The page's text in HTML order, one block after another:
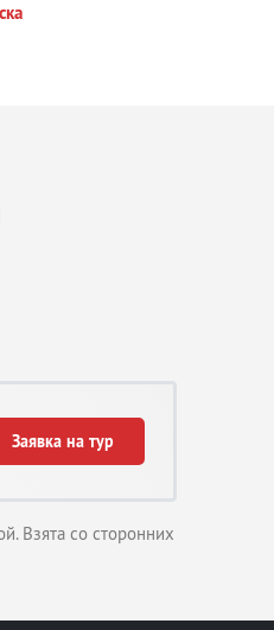
Заявка на тур
Взята со сторонних